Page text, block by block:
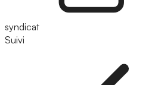
syndicat
Suivi